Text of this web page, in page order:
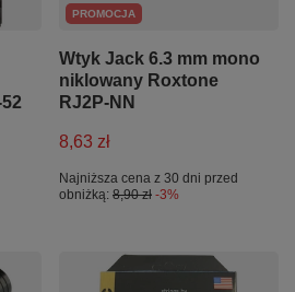
PROMOCJA
Wtyk Jack 6.3 mm mono
niklowany Roxtone
RJ2P-NN
8,63 zł
Najniższa cena z 30 dni przed
obniżką: 8,90 zł -3%